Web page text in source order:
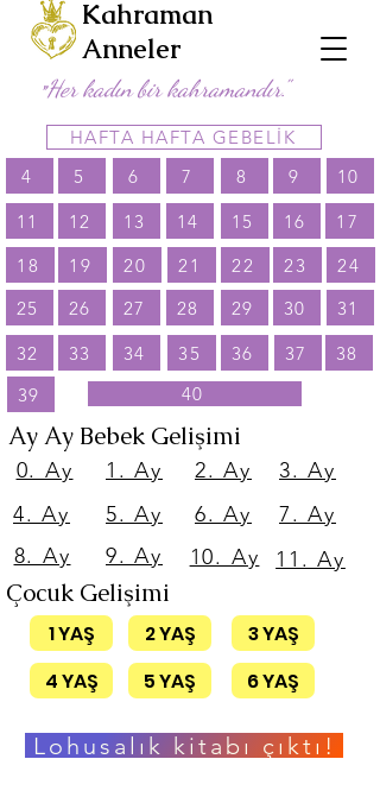
"Her kadın bir kahramandır."
29 30
31
32
33 34 35 36 37
38
39
40
28
27
26
25
9
10
11
12 13 14 15 16
17
18
19 20 21 22 23 24
8
7
6
5
4
HAFTA HAFTA GEBELİK
Kahraman
Anneler
Lohusalık kitabı çıktı!
Ay Ay Bebek Gelişimi
0. Ay 1. Ay 2. Ay
3. Ay
4. Ay
5. Ay 6. Ay
7. Ay
8. Ay
9. Ay 10. Ay 11. Ay
Çocuk Gelişimi
1 YAŞ 2 YAŞ
3 YAŞ
4 YAŞ
5 YAŞ 6 YAŞ